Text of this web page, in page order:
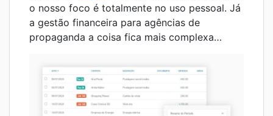
o nosso foco é totalmente no uso pessoal. Já
a gestão financeira para agências de
propaganda a coisa fica mais complexa…